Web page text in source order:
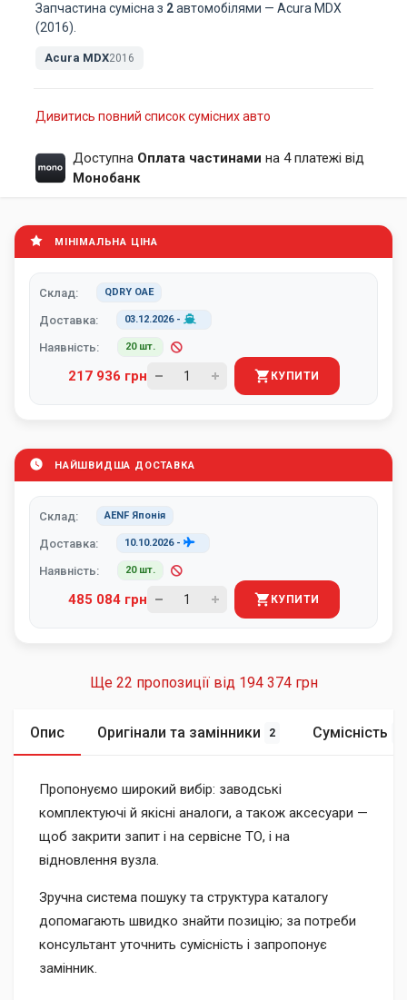
Запчастина сумісна з 2автомобілями — Acura MDX
(2016).
Acura MDX2016
Дивитись повний список сумісних авто
Доступна Оплата частинами на 4 платежі від
Монобанк
МІНІМАЛЬНА ЦІНА
Склад: QDRY ОАЕ
Доставка: 03.12.2026-
Наявність: 20 шт.
217 936 грн КУПИТИ
НАЙШВИДША ДОСТАВКА
Склад: AENF Японія
Доставка: 10.10.2026-
Наявність: 20 шт.
485 084 грн КУПИТИ
Ще 22 пропозиції від 194 374 грн
Опис Оригінали та замінники 2 Сумісність
Пропонуємо широкий вибір: заводські
комплектуючі й якісні аналоги, а також аксесуари —
щоб закрити запит і на сервісне ТО, і на
відновлення вузла.
Зручна система пошуку та структура каталогу
допомагають швидко знайти позицію; за потреби
консультант уточнить сумісність і запропонує
замінник.